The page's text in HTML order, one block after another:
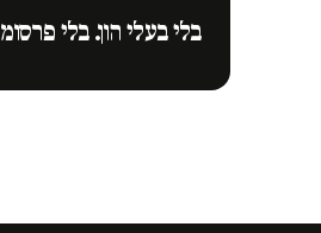
בלי בעלי הון. בלי